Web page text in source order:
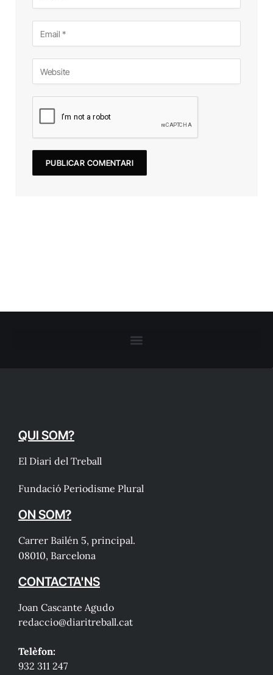
QUI SOM?
El Diari del Treball
Fundació Periodisme Plural
ON SOM?
Carrer Bailén 5, principal.
08010, Barcelona
CONTACTA'NS
Joan Cascante Agudo
redaccio@diaritreball.cat
Telèfon:
932 311 247